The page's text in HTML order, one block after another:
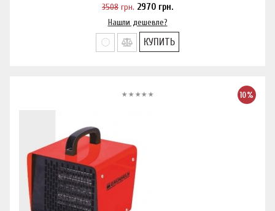
3508 грн. 2970 грн.
Нашли дешевле?
КУПИТЬ
10%